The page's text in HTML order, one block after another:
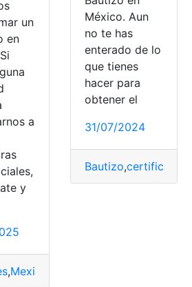
,Servicios
un
en
a
y
,Mexico
México. Aun
no te has
enterado de lo
que tienes
hacer para
obtener el
31/07/2024
Bautizo,certificado